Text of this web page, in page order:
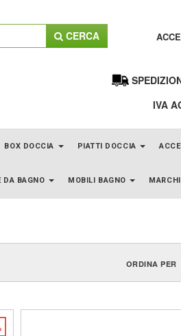
CERCA
IVA
BOX DOCCIA PIATTI DOCCIA
DA BAGNO MOBILI BAGNO
ORDINA PER